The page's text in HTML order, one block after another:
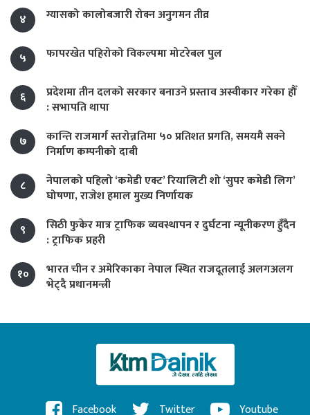
४
ग्यासको कालोबजारी रोक्न अनुगमन तीव्र
५ फापरखेत पहिरोको विकल्पमा मोटरेबल पुल
६
प्रदेशमा तीन दलको सरकार बनाउने प्रस्ताव अस्वीकार गरेका हौँ
: सभापति थापा
७
कान्ति राजमार्ग स्तरोन्नतिमा ५० प्रतिशत प्रगति, समयमै सक्ने
निर्माण कम्पनीको दाबी
८
नेपालको पहिलो ‘कमेडी एक्ट’ रियालिटी शो ‘सुपर कमेडी लिग’
घोषणा, राजेश हमाल मुख्य निर्णायक
९
सिठी फुकेर मात्र ट्राफिक व्यवस्थापन र दुर्घटना न्यूनीकरण हुँदैन
: ट्राफिक प्रहरी
१०
भारत चीन र अमेरिकाका नेपाल स्थित राजदूतलाई अलगअलग
भेट्दै प्रधानमन्त्री
Facebook Twitter Youtube